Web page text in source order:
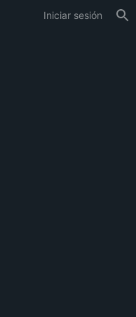
Iniciar sesión